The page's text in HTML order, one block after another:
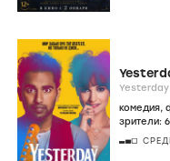
комедия,
зрители: 6